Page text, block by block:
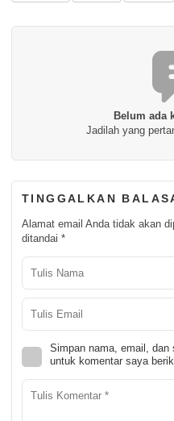
Belum ada
Jadilah yang
TINGGALKAN
Alamat email Anda tidak akan
ditandai *
Simpan nama, email, dan
untuk komentar saya